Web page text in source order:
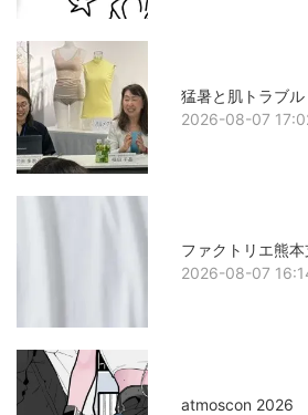
猛暑と肌トラブル
2026-08-07
ファクトリエ熊本
2026-08-07
atmoscon 2026